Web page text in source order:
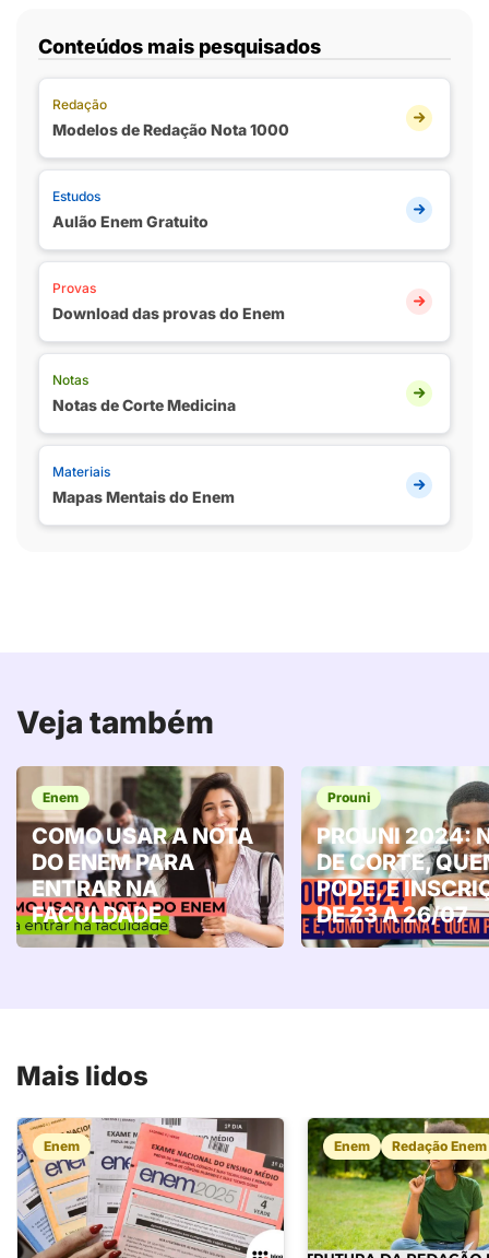
Conteúdos mais pesquisados
Redação
Modelos de Redação Nota 1000
Estudos
Aulão Enem Gratuito
Provas
Download das provas do Enem
Notas
Notas de Corte Medicina
Materiais
Mapas Mentais do Enem
Veja também
Enem
COMO USAR A NOTA
DO ENEM PARA
ENTRAR NA
FACULDADE
Prouni
PROUNI 2024:
DE CORTE,
PODE, E
DE 23 A 26/07
Mais lidos
Enem Enem Redação Enem